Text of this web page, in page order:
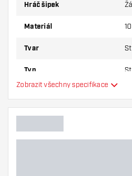
Vyzkoušejte jiný tvar, materiál
vyhovuje nejlépe!
Hráč šipek
Materiál
Tvar
Typ
Hlavní barva
Zobrazit všechny specifikace